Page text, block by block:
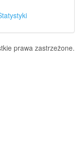
prawa zastrzeżone.